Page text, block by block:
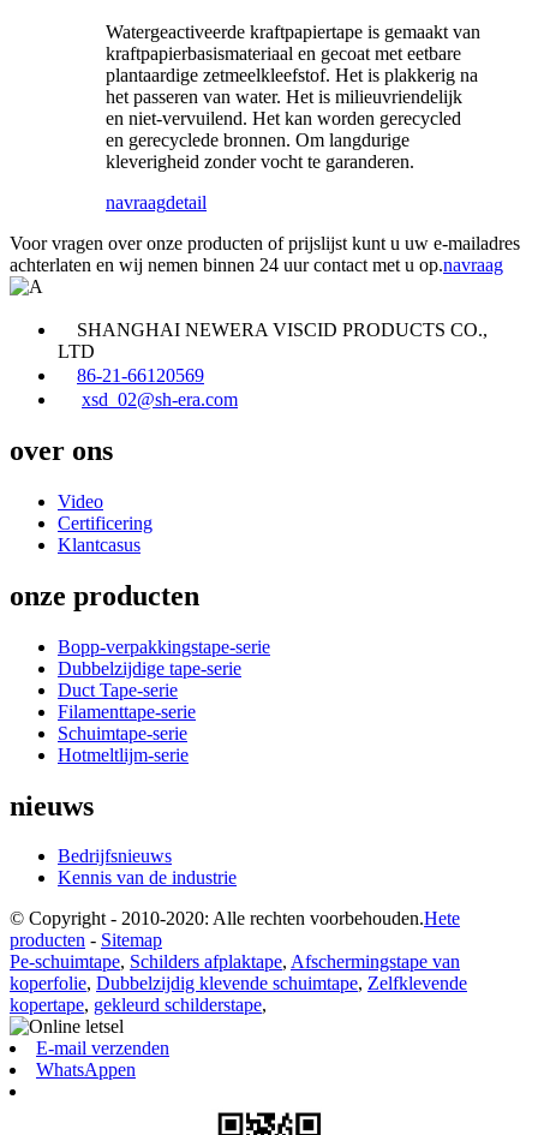
Watergeactiveerde kraftpapiertape is gemaakt van
kraftpapierbasismateriaal en gecoat met eetbare
plantaardige zetmeelkleefstof. Het is plakkerig na
het passeren van water. Het is milieuvriendelijk
en niet-vervuilend. Het kan worden gerecycled
en gerecyclede bronnen. Om langdurige
kleverigheid zonder vocht te garanderen.
navraagdetail
Voor vragen over onze producten of prijslijst kunt u uw e-mailadres
achterlaten en wij nemen binnen 24 uur contact met u op.navraag
SHANGHAI NEWERA VISCID PRODUCTS CO.,
LTD
86-21-66120569
xsd_02@sh-era.com
over ons
Video
Certificering
Klantcasus
onze producten
Bopp-verpakkingstape-serie
Dubbelzijdige tape-serie
Duct Tape-serie
Filamenttape-serie
Schuimtape-serie
Hotmeltlijm-serie
nieuws
Bedrijfsnieuws
Kennis van de industrie
© Copyright - 2010-2020: Alle rechten voorbehouden.Hete
producten - Sitemap
Pe-schuimtape, Schilders afplaktape, Afschermingstape van
koperfolie, Dubbelzijdig klevende schuimtape, Zelfklevende
kopertape, gekleurd schilderstape,
E-mail verzenden
WhatsAppen